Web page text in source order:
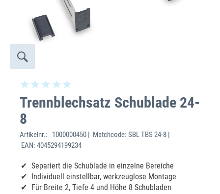
Trennblechsatz Schublade 24-
8
Artikelnr.:
1000000450 | Matchcode: SBL TBS 24-8 |
EAN: 4045294199234
Separiert die Schublade in einzelne Bereiche
Individuell einstellbar, werkzeuglose Montage
Für Breite 2, Tiefe 4 und Höhe 8 Schubladen